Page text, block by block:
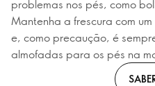
problemas nos pés, como
Mantenha a frescura com
e, como precaução, é
almofadas para os pés na